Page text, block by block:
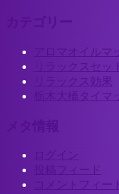
アロマオイルマ
リラックスセッ
リラックス効果
栃木大橋タイマ
ログイン
投稿フィード
コメントフィー